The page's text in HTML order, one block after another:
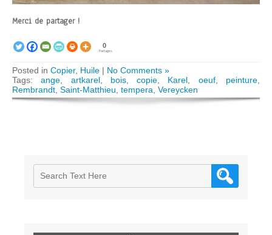
Merci de partager !
0
Partages
Posted in Copier, Huile | No Comments »
Tags:ange artkarel, bois,copie Karel oeuf, peinture
Rembrandt Saint-Matthieu tempera Vereycken